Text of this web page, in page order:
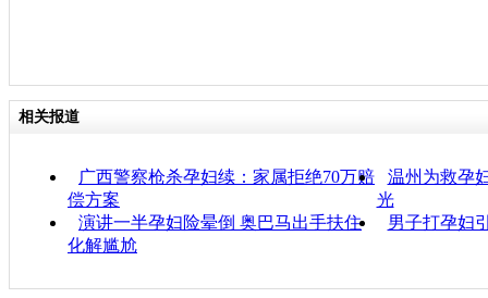
相关报道
广西警察枪杀孕妇续：家属拒绝70万赔
偿方案
温州为救孕
光
演讲一半孕妇险晕倒 奥巴马出手扶住
化解尴尬
男子打孕妇